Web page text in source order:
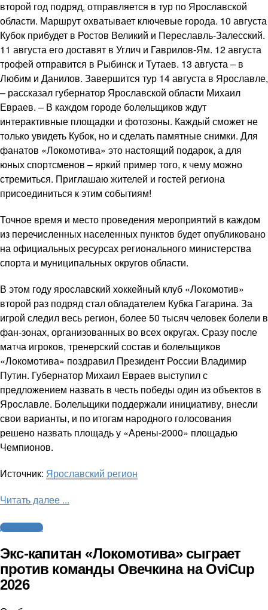
второй год подряд, отправляется в тур по Ярославской
области. Маршрут охватывает ключевые города. 10 августа
Кубок прибудет в Ростов Великий и Переславль-Залесский.
11 августа его доставят в Углич и Гаврилов-Ям. 12 августа
трофей отправится в Рыбинск и Тутаев. 13 августа – в
Любим и Данилов. Завершится тур 14 августа в Ярославле,
– рассказал губернатор Ярославской области Михаил
Евраев. – В каждом городе болельщиков ждут
интерактивные площадки и фотозоны. Каждый сможет не
только увидеть Кубок, но и сделать памятные снимки. Для
фанатов «Локомотива» это настоящий подарок, а для
юных спортсменов – яркий пример того, к чему можно
стремиться. Приглашаю жителей и гостей региона
присоединиться к этим событиям!
Точное время и место проведения мероприятий в каждом
из перечисленных населенных пунктов будет опубликовано
на официальных ресурсах регионального министерства
спорта и муниципальных округов области.
В этом году ярославский хоккейный клуб «Локомотив»
второй раз подряд стал обладателем Кубка Гагарина. За
игрой следил весь регион, более 50 тысяч человек болели в
фан-зонах, организованных во всех округах. Сразу после
матча игроков, тренерский состав и болельщиков
«Локомотива» поздравил Президент России Владимир
Путин. Губернатор Михаил Евраев выступил с
предложением назвать в честь победы один из объектов в
Ярославле. Болельщики поддержали инициативу, внесли
свои варианты, и по итогам народного голосования
решено назвать площадь у «Арены-2000» площадью
Чемпионов.
Источник: Ярославский регион
Читать далее ...
Другие виды
Экс-капитан «Локомотива» сыграет
против команды Овечкина на OviCup
2026